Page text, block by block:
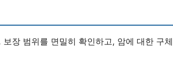
장 범위를 면밀히 확인하고, 암에 대한 구체